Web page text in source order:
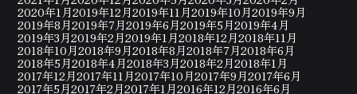
2020年1月2019年12月2019年11月2019年10月2019年9月
2019年8月2019年7月2019年6月2019年5月2019年4月
2019年3月2019年2月2019年1月2018年12月2018年11月
2018年10月2018年9月2018年8月2018年7月2018年6月
2018年5月2018年4月2018年3月2018年2月2018年1月
2017年12月2017年11月2017年10月2017年9月2017年6月
2017年5月2017年2月2017年1月2016年12月2016年6月